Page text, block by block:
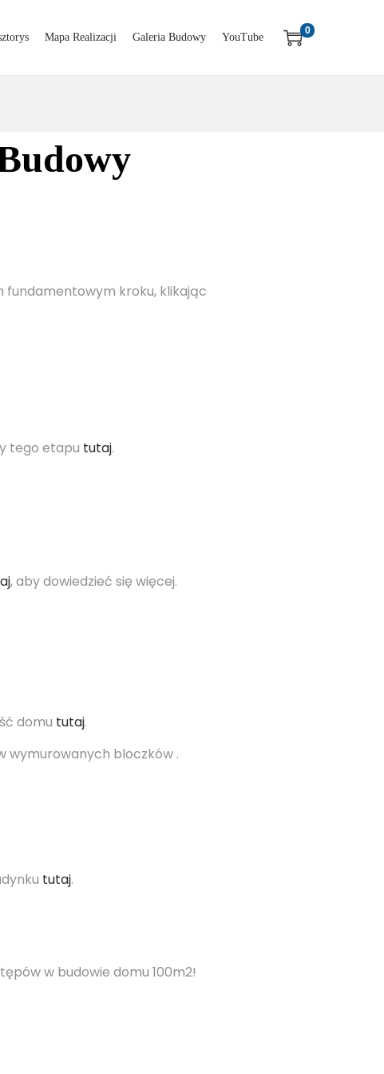
Mapa Realizacji Galeria Budowy YouTube
0
fundamentowym kroku, klikając
tego etapu tutaj.
, aby dowiedzieć się więcej.
domu tutaj.
wymurowanych bloczków .
tutaj.
w budowie domu 100m2!